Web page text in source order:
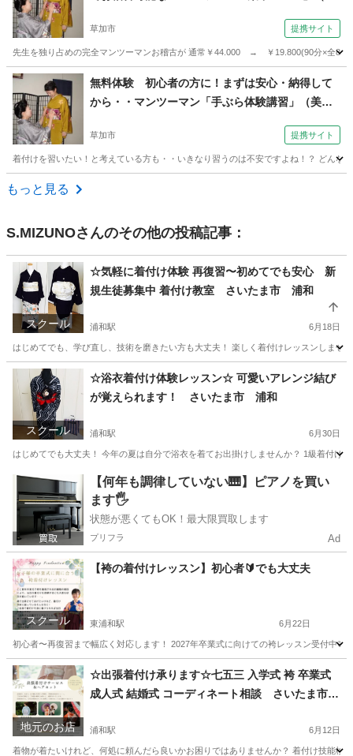
草加市 提携サイト
先生を独り占めの完全マンツーマンお稽古が 通常￥44.000 → ￥19.800(90分×全8回)
埼玉 草加市 着付け
無料体験 初心者の方に！まずは安心・納得して
から・・マンツーマン「手ぶら体験講習」（美保
草加市 提携サイト
着付けを習いたい！と考えている方も・・いきなり習うのは不安ですよね！？ どん
埼玉 草加市
もっと見る
S.MIZUNOさんのその他の投稿記事：
スクール
☆気軽に着付け体験 再復習〜初めてでも安心 新
規生徒募集中 着付け教室 さいたま市 浦和
浦和駅 6月18日
はじめてでも、学び直し、技術を磨きたい方も大丈夫！ 楽しく着付けレッスンしま
埼玉 さいたま市 浦和駅 着付け
スクール
☆浴衣着付け体験レッスン☆ 可愛いアレンジ結び
が覚えられます！ さいたま市 浦和
浦和駅 6月30日
はじめてでも大丈夫！ 今年の夏は自分で浴衣を着てお出掛けしませんか？ 1級着付け
埼玉 さいたま市 浦和駅 着付け
【何年も調律していない🎹】ピアノを買い
ます🖐️
状態が悪くてもOK！最大限買取します
プリフラ Ad
スクール
【袴の着付けレッスン】初心者🔰でも大丈夫
東浦和駅 6月22日
初心者〜再復習まで幅広く対応します！ 2027年卒業式に向けての袴レッスン受付中
埼玉 さいたま市 東浦和駅 着付け レッスン
地元のお店
☆出張着付け承ります☆七五三 入学式 袴 卒業式
成人式 結婚式 コーディネート相談 さいたま市
浦和駅 6月12日
着物が着たいけれど、何処に頼んだら良いかお困りではありませんか？ 着付け技能